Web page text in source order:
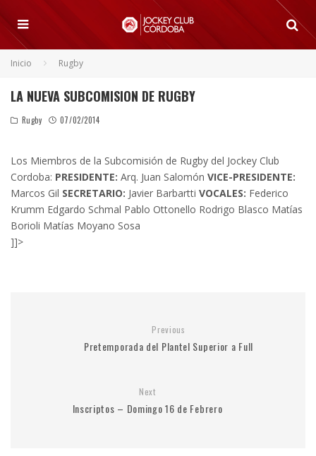
Inicio Rugby
LA NUEVA SUBCOMISION DE RUGBY
Rugby 07/02/2014
Los Miembros de la Subcomisión de Rugby del Jockey Club
Cordoba: PRESIDENTE: Arq. Juan Salomón VICE-PRESIDENTE:
Marcos Gil SECRETARIO: Javier Barbartti VOCALES: Federico
Krumm Edgardo Schmal Pablo Ottonello Rodrigo Blasco Matías
Borioli Matías Moyano Sosa
]]>
Previous
Pretemporada del Plantel Superior a Full
Next
Inscriptos – Domingo 16 de Febrero